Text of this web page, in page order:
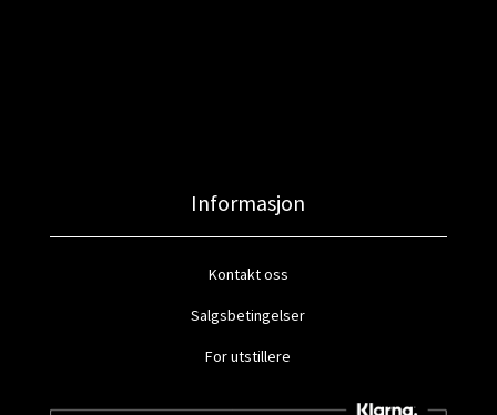
Informasjon
Kontakt oss
Salgsbetingelser
For utstillere